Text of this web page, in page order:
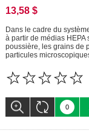
13,58 $
Dans le cadre du
à partir de médias
poussière, les grains de
particules